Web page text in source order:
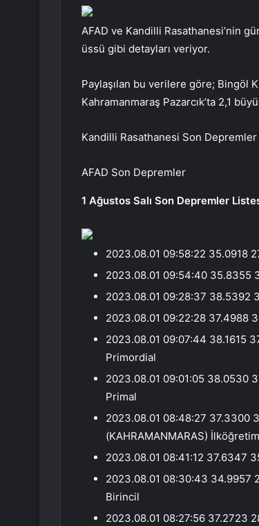
AFAD ve Kandilli Rasathanesi’nin
üssü gibi detayları veriyor.
Paylaşılan bu verilere göre; Bingöl
Kahramanmaraş Pazarcık’ta 2,1
Kandilli Rasathanesi Son Depremler
AFAD Son Depremler
1 Ağustos Salı Son Depremler
2023.08.01 09:58:22 35.0918
2023.08.01 09:54:40 35.8355
2023.08.01 09:28:37 38.5392
2023.08.01 09:22:28 37.4988
2023.08.01 09:07:44 38.1615
Primordial
2023.08.01 09:01:05 38.0530
Primal
2023.08.01 08:48:27 37.3300
(KAHRAMANMARAS) İlköğretim
2023.08.01 08:41:12 37.6347
2023.08.01 08:30:43 34.9957
Birincil
2023.08.01 08:27:56 37.2723